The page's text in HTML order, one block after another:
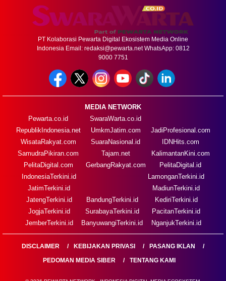
PT Kolaborasi Pewarta Digital Ekosistem Media Online
Indonesia Email: redaksi@pewarta.netWhatsApp: 0812
9000 7751
MEDIA NETWORK
Pewarta.co.id
RepublikIndonesia.net
WisataRakyat.com
SamudraPikiran.com
PelitaDigital.com
SwaraWarta.co.id
UmkmJatim.com
SuaraNasional.id
Tajam.net
GerbangRakyat.com
JadiProfesional.com
IDNHits.com
KalimantanKini.com
PelitaDigital.id
IndonesiaTerkini.id
JatimTerkini.id
JatengTerkini.id
JogjaTerkini.id
JemberTerkini.id
BandungTerkini.id
SurabayaTerkini.id
BanyuwangiTerkini.id
LamonganTerkini.id
MadiunTerkini.id
KediriTerkini.id
PacitanTerkini.id
NganjukTerkini.id
DISCLAIMER KEBIJAKAN PRIVASI
PASANG IKLAN
PEDOMAN MEDIA SIBER
TENTANG KAMI